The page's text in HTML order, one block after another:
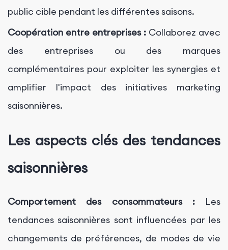
public cible pendant les différentes saisons.
Coopération entre entreprises : Collaborez avec
des entreprises ou des marques
complémentaires pour exploiter les synergies et
amplifier l'impact des initiatives marketing
saisonnières.
Les aspects clés des tendances
saisonnières
Comportement des consommateurs :Les
tendances saisonnières sont influencées par les
changements de préférences, de modes de vie